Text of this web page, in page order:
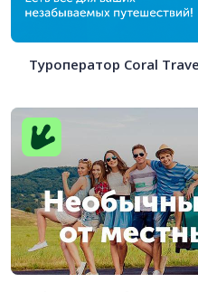
Туроператор Coral